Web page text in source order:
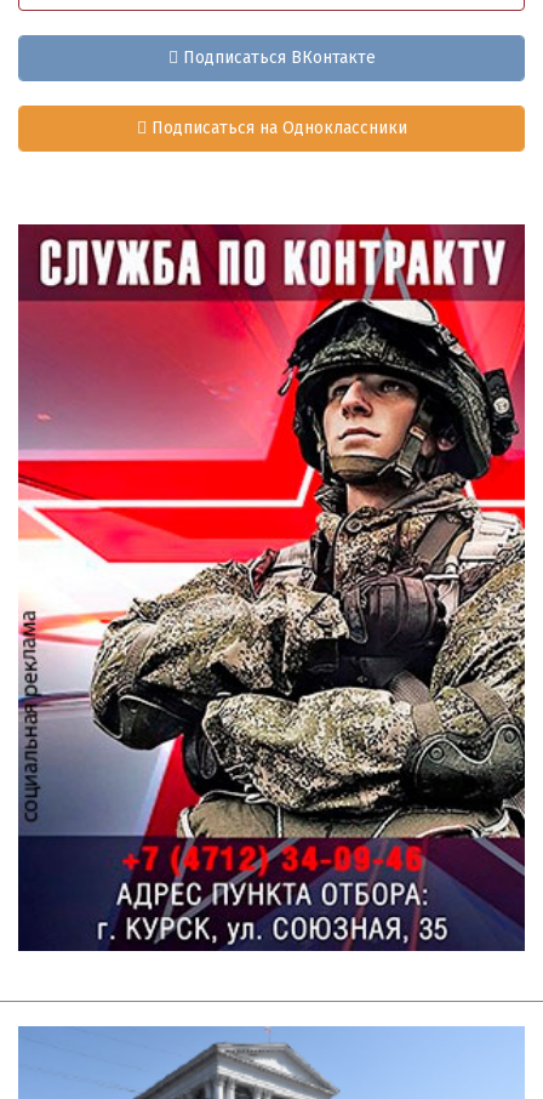
Подписаться ВКонтакте
Подписаться на Одноклассники